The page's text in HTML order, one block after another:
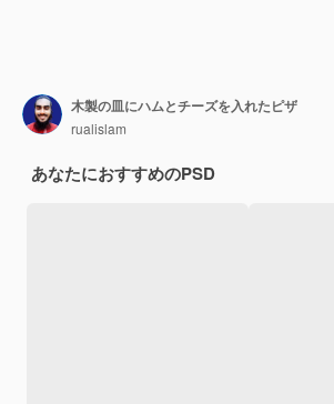
木製の皿にハムとチーズを入れたピザ
rualislam
あなたにおすすめのPSD